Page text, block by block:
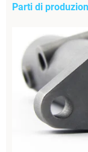
Parti di